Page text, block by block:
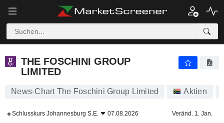
THE FOSCHINI GROUP
LIMITED
News-Chart The Foschini Group Limited Aktien
Schlusskurs Johannesburg S.E. 07.08.2026 Veränd. 1. Jan.